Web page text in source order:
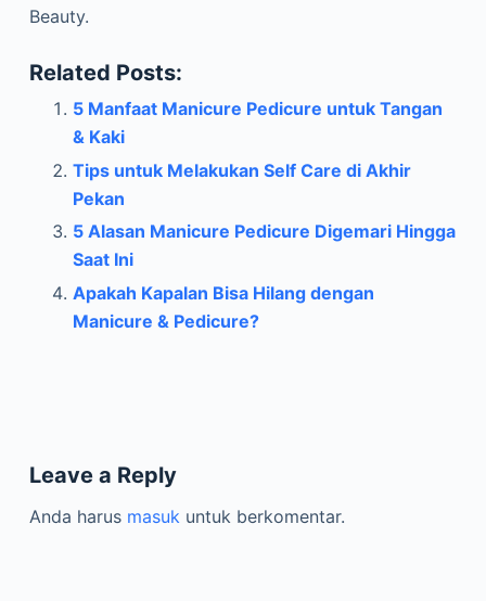
Beauty.
Related Posts:
5 Manfaat Manicure Pedicure untuk Tangan
& Kaki
Tips untuk Melakukan Self Care di Akhir
Pekan
5 Alasan Manicure Pedicure Digemari Hingga
Saat Ini
Apakah Kapalan Bisa Hilang dengan
Manicure & Pedicure?
Leave a Reply
Anda harus masukuntuk berkomentar.